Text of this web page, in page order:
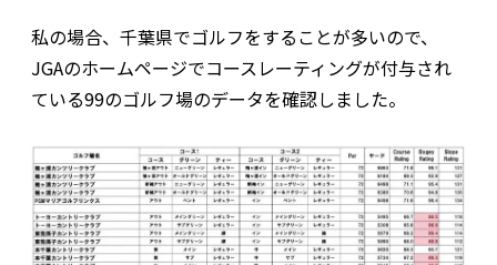
私の場合、千葉県でゴルフをすることが多いので、
JGAのホームページでコースレーティングが付与され
ている99のゴルフ場のデータを確認しました。